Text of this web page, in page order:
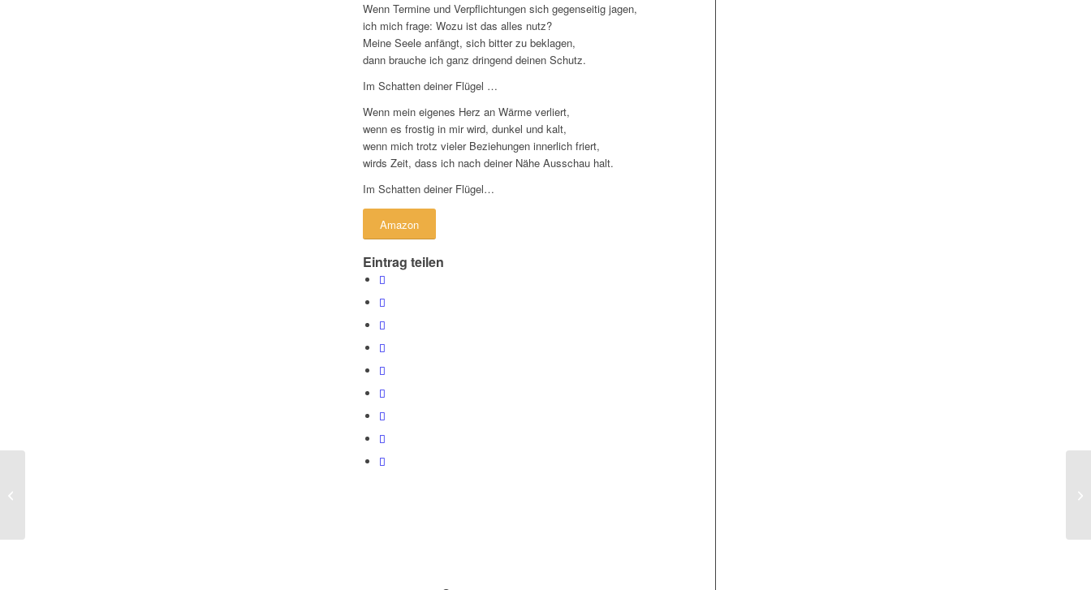
Wenn Termine und Verpflichtungen sich gegenseitig jagen,
ich mich frage: Wozu ist das alles nutz?
Meine Seele anfängt, sich bitter zu beklagen,
dann brauche ich ganz dringend deinen Schutz.
Im Schatten deiner Flügel …
Wenn mein eigenes Herz an Wärme verliert,
wenn es frostig in mir wird, dunkel und kalt,
wenn mich trotz vieler Beziehungen innerlich friert,
wirds Zeit, dass ich nach deiner Nähe Ausschau halt.
Im Schatten deiner Flügel…
Amazon
Eintrag teilen